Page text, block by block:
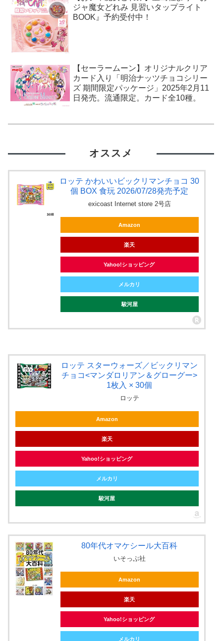
ジャ魔女どれみ 見習いタップライト
BOOK』予約受付中！
【セーラームーン】オリジナルクリア
カード入り「明治ナッツチョコシリー
ズ 期間限定パッケージ」2025年2月11
日発売。流通限定。カード全10種。
オススメ
ロッテ かわいいビックリマンチョコ 30
個 BOX 食玩 2026/07/28発売予定
exicoast Internet store 2号店
Amazon
楽天
Yahoo!ショッピング
メルカリ
駿河屋
ロッテ スターウォーズ／ビックリマン
チョコ<マンダロリアン＆グローグー>
1枚入 × 30個
ロッテ
Amazon
楽天
Yahoo!ショッピング
メルカリ
駿河屋
80年代オマケシール大百科
いそっぷ社
Amazon
楽天
Yahoo!ショッピング
メルカリ